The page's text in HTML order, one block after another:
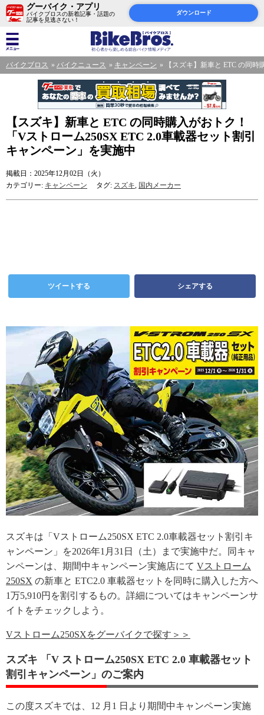
グーバイク・アプリ
バイクブロスの新着記事・話題の
記事を見逃さない！
ダウンロード
バイクブロス バイクニュース キャンペーン 【スズキ】新車と ETC の同
【スズキ】新車と ETC の同時購入がおトク！
「Vストローム250SX ETC 2.0車載器セット割引
キャンペーン」を実施中
掲載日：2025年12月02日（火）
カテゴリー: キャンペーン タグ: スズキ, 国内メーカー
ツイートする シェアする
スズキは「Vストローム250SX ETC 2.0車載器セット割引キ
ャンペーン」を2026年1月31日（土）まで実施中だ。同キャ
ンペーンは、期間中キャンペーン実施店にて Vストローム
250SX の新車と ETC2.0 車載器セットを同時に購入した方へ
1万5,910円を割引するもの。詳細についてはキャンペーンサ
イトをチェックしよう。
Vストローム250SXをグーバイクで探す＞＞
スズキ 「V ストローム250SX ETC 2.0 車載器セット
割引キャンペーン」のご案内
この度スズキでは、12 月1 日より期間中キャンペーン実施